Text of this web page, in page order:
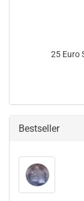
25 Euro
Bestseller